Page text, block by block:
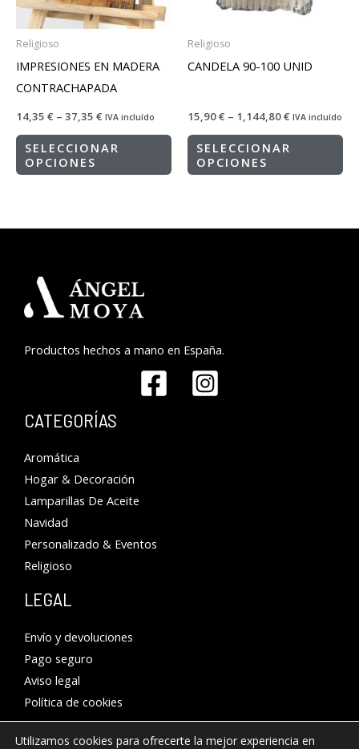
Religioso
IMPRESIONES EN MADERA
CONTRACHAPADA
14,35 € – 37,35 € IVA incluído
SELECCIONAR
OPCIONES
Religioso
CANDELA 90-100 UNID
15,90€ – 1,144,80€ IVA incluído
SELECCIONAR
OPCIONES
Productos hechos a mano en España.
CATEGORÍAS
Aromática
Hogar & Decoración
Lamparillas De Aceite
Navidad
Personalizado & Eventos
Religioso
LEGAL
Envío y devoluciones
Pago seguro
Aviso legal
Política de cookies
Utilizamos cookies para ofrecerte la mejor experiencia en